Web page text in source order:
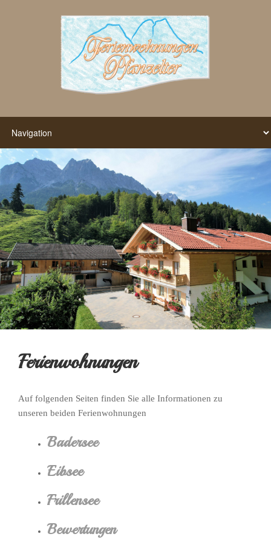
Ferienwohnungen
Auf folgenden Seiten finden Sie alle Informationen zu
unseren beiden Ferienwohnungen
Badersee
Eibsee
Frillensee
Bewertungen